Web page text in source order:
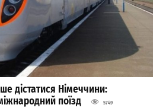
дістатися Німеччини:
поїзд
5749